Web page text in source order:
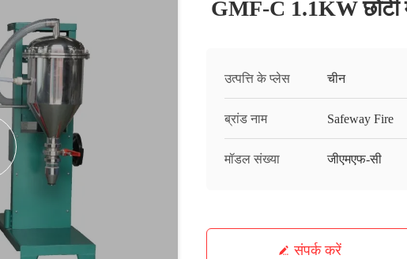
GMF-C 1.1KW छोटी
उत्पत्ति के प्लेस चीन
ब्रांड नाम Safeway Fire
मॉडल संख्या जीएमएफ-सी
संपर्क करें